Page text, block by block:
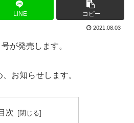
LINE コピー
2021.08.03
が発売します。
お知らせします。
次